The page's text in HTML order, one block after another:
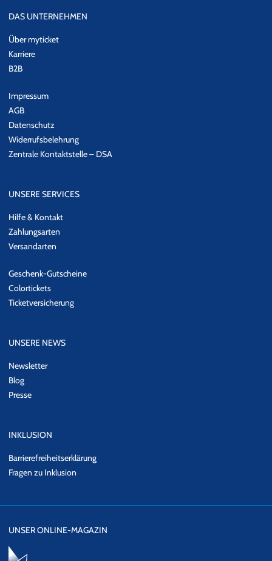
DAS UNTERNEHMEN
Über myticket
Karriere
B2B
Impressum
AGB
Datenschutz
Widerrufsbelehrung
Zentrale Kontaktstelle – DSA
UNSERE SERVICES
Hilfe & Kontakt
Zahlungsarten
Versandarten
Geschenk-Gutscheine
Colortickets
Ticketversicherung
UNSERE NEWS
Newsletter
Blog
Presse
INKLUSION
Barrierefreiheitserklärung
Fragen zu Inklusion
UNSER ONLINE-MAGAZIN